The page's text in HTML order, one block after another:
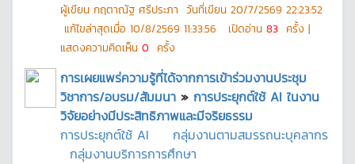
ผู้เขียน กฤตาณัฐ ศรีประภา วันที่เขียน 20/7/2569 22:23:52
แก้ไขล่าสุดเมื่อ 10/8/2569 11:33:56 เปิดอ่าน 83 ครั้ง |
แสดงความคิดเห็น 0 ครั้ง
การเผยแพร่ความรู้ที่ได้จากการเข้าร่วมงานประชุม
วิชาการ/อบรม/สัมมนา » การประยุกต์ใช้ AI ในงาน
วิจัยอย่างมีประสิทธิภาพและมีจริยธรรม
การประยุกต์ใช้ AI
กลุ่มงานตามสมรรถนะบุคลากร
กลุ่มงานบริการการศึกษา